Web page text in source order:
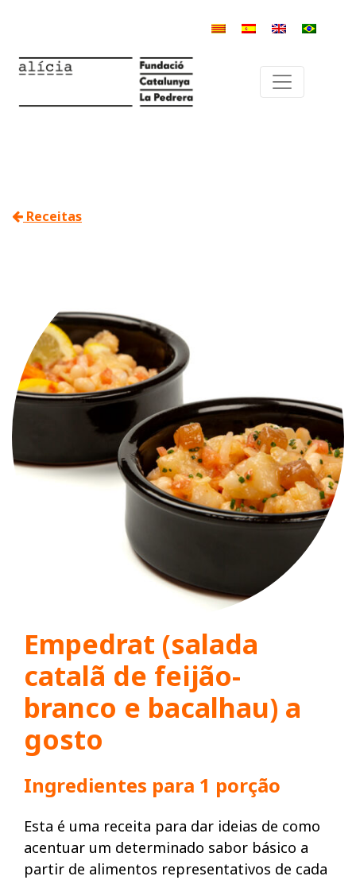
Receitas
Empedrat (salada
catalã de feijão-
branco e bacalhau) a
gosto
Ingredientes para 1 porção
Esta é uma receita para dar ideias de como
acentuar um determinado sabor básico a
partir de alimentos representativos de cada